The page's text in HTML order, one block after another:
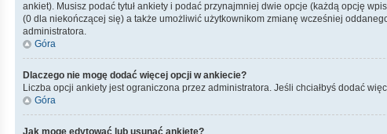
ankiet). Musisz podać tytuł ankiety i podać przynajmniej dwie opcje (każdą opcję
(0 dla niekończącej się) a także umożliwić użytkownikom zmianę wcześniej
administratora.
Góra
Dlaczego nie mogę dodać więcej opcji w ankiecie?
Liczba opcji ankiety jest ograniczona przez administratora. Jeśli chciałbyś dodać
Góra
Jak mogę edytować lub usunąć ankietę?